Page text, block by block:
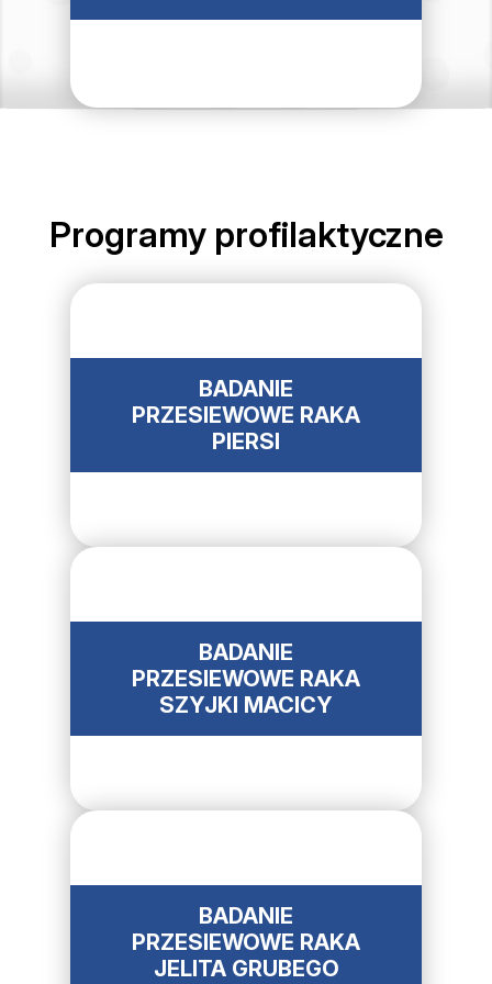
Programy profilaktyczne
BADANIE
PRZESIEWOWE RAKA
PIERSI
BADANIE
PRZESIEWOWE RAKA
SZYJKI MACICY
BADANIE
PRZESIEWOWE RAKA
JELITA GRUBEGO